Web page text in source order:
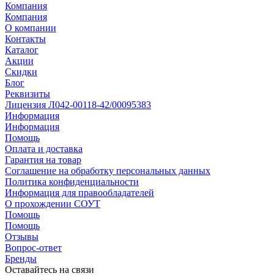
Компания
Компания
О компании
Контакты
Каталог
Акции
Скидки
Блог
Реквизиты
Лицензия Л042-00118-42/00095383
Информация
Информация
Помощь
Оплата и доставка
Гарантия на товар
Соглашение на обработку персональных данных
Политика конфиденциальности
Информация для правообладателей
О прохождении СОУТ
Помощь
Помощь
Отзывы
Вопрос-ответ
Бренды
Оставайтесь на связи